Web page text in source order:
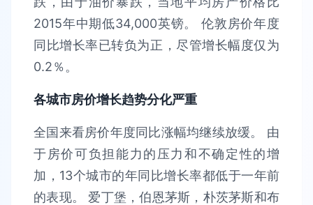
2015年中期低34,000英镑。 伦敦房价年度
同比增长率已转负为正，尽管增长幅度仅为
0.2％。
各城市房价增长趋势分化严重
全国来看房价年度同比涨幅均继续放缓。 由
于房价可负担能力的压力和不确定性的增
加，13个城市的年同比增长率都低于一年前
的表现。 爱丁堡，伯恩茅斯，朴茨茅斯和布